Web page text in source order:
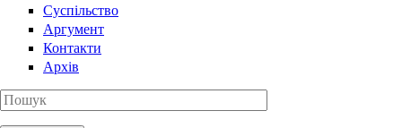
Суспільство
Аргумент
Контакти
Архів